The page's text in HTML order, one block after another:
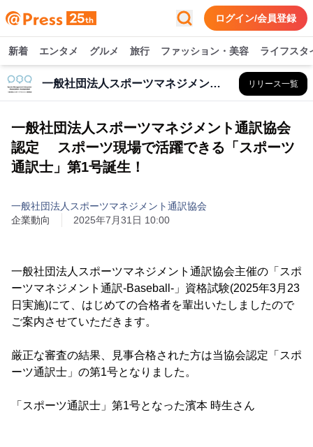
ログイン/会員登録
新着 エンタメ グルメ 旅行 ファッション・美容 ライフスタ
一般社団法人スポーツマネジメント通訳協会 リリース一覧
一般社団法人スポーツマネジメント通訳協会
認定 スポーツ現場で活躍できる「スポーツ
通訳士」第1号誕生！
一般社団法人スポーツマネジメント通訳協会
企業動向
2025年7月31日 10:00
一般社団法人スポーツマネジメント通訳協会主催の「スポ
ーツマネジメント通訳-Baseball-」資格試験(2025年3月23
日実施)にて、はじめての合格者を輩出いたしましたので
ご案内させていただきます。
厳正な審査の結果、見事合格された方は当協会認定「スポ
ーツ通訳士」の第1号となりました。
「スポーツ通訳士」第1号となった濱本 時生さん